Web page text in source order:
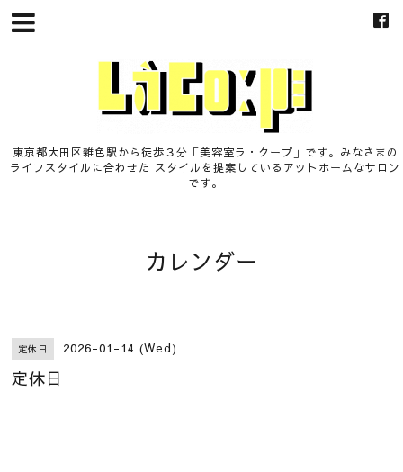
東京都大田区雑色駅から徒歩３分「美容室ラ・クープ」です。みなさまの
ライフスタイルに合わせた スタイルを提案しているアットホームなサロン
です。
カレンダー
定休日 2026-01-14 (Wed)
定休日